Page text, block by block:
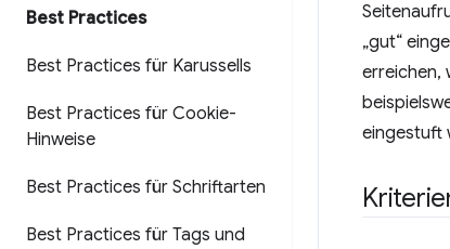
Best Practices
Best Practices für Karussells
Best Practices für Cookie-
Hinweise
Best Practices für Schriftarten
Best Practices für Tags und
„gut“
erreichen,
eingestuft